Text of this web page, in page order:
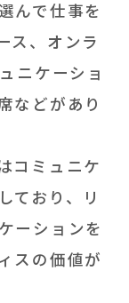
んで仕事を
ス、オンラ
ニケーショ
などがあり
コミュニケ
ており、リ
ーションを
スの価値が